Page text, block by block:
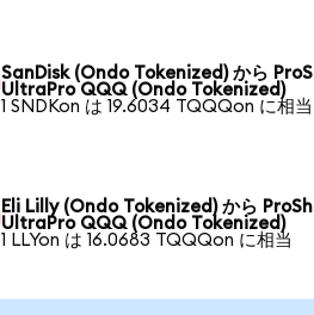
SanDisk (Ondo Tokenized) から
UltraPro QQQ (Ondo Tokenized)
1 SNDKon は 19.6034 TQQQon に相当
Eli Lilly (Ondo Tokenized) から
UltraPro QQQ (Ondo Tokenized)
1 LLYon は 16.0683 TQQQon に相当